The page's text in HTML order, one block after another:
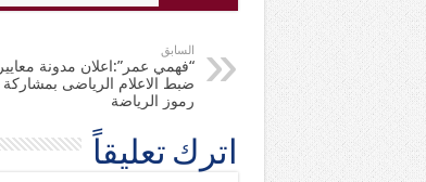
السابق
“فهمي عمر”:اعلان مدونة معايير
ضبط الاعلام الرياضى بمشاركة
رموز الرياضة
اترك تعليقاً